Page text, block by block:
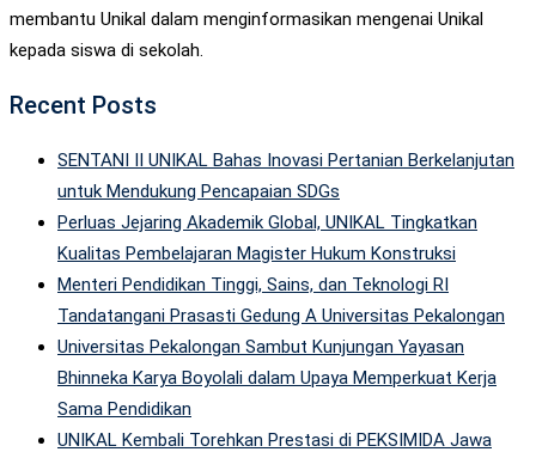
membantu Unikal dalam menginformasikan mengenai Unikal
kepada siswa di sekolah.
Recent Posts
SENTANI II UNIKAL Bahas Inovasi Pertanian Berkelanjutan
untuk Mendukung Pencapaian SDGs
Perluas Jejaring Akademik Global, UNIKAL Tingkatkan
Kualitas Pembelajaran Magister Hukum Konstruksi
Menteri Pendidikan Tinggi, Sains, dan Teknologi RI
Tandatangani Prasasti Gedung A Universitas Pekalongan
Universitas Pekalongan Sambut Kunjungan Yayasan
Bhinneka Karya Boyolali dalam Upaya Memperkuat Kerja
Sama Pendidikan
UNIKAL Kembali Torehkan Prestasi di PEKSIMIDA Jawa